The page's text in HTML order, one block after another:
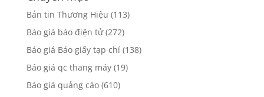
Bản tin Thương Hiệu (113)
Báo giá báo điện tử(272)
Báo giá Báo giấy tạp chí(138)
Báo giá qc thang máy(19)
Báo giá quảng cáo(610)